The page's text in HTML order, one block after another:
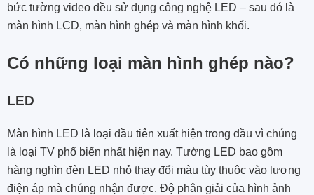
bức tường video đều sử dụng công nghệ LED – sau đó là
màn hình LCD, màn hình ghép và màn hình khối.
Có những loại màn hình ghép nào?
LED
Màn hình LED là loại đầu tiên xuất hiện trong đầu vì chúng
là loại TV phổ biến nhất hiện nay. Tường LED bao gồm
hàng nghìn đèn LED nhỏ thay đổi màu tùy thuộc vào lượng
điện áp mà chúng nhận được. Độ phân giải của hình ảnh